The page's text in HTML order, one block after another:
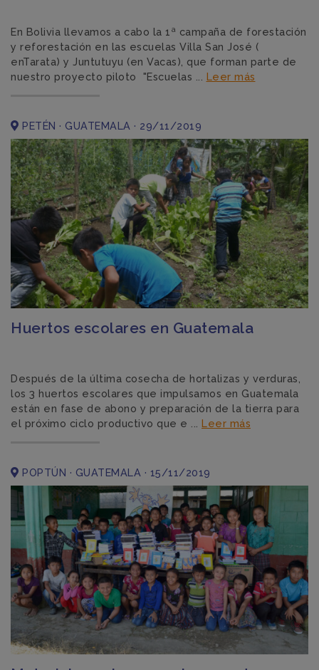
En Bolivia llevamos a cabo la 1ª campaña de forestación
y reforestación en las escuelas Villa San José (
enTarata) y Juntutuyu (en Vacas), que forman parte de
nuestro proyecto piloto "Escuelas ... Leer más
PETÉN · GUATEMALA · 29/11/2019
Huertos escolares en Guatemala
Después de la última cosecha de hortalizas y verduras,
los 3 huertos escolares que impulsamos en Guatemala
están en fase de abono y preparación de la tierra para
el próximo ciclo productivo que e ... Leer más
POPTÚN · GUATEMALA · 15/11/2019